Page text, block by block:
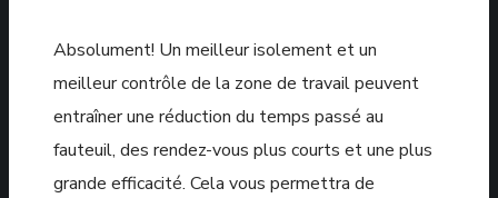
Absolument! Un meilleur isolement et un
meilleur contrôle de la zone de travail peuvent
entraîner une réduction du temps passé au
fauteuil, des rendez-vous plus courts et une plus
grande efficacité. Cela vous permettra de